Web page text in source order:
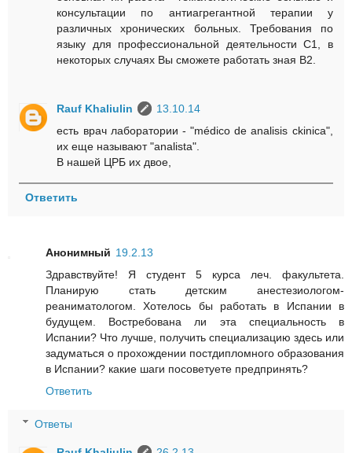
консультации по антиагрегантной терапии у
различных хронических больных. Требования по
языку для профессиональной деятельности С1, в
некоторых случаях Вы сможете работать зная В2.
Rauf Khaliulin
13.10.14
есть врач лаборатории - "médico de analisis ckinica",
их еще называют "analista".
В нашей ЦРБ их двое,
Ответить
Анонимный 19.2.13
Здравствуйте! Я студент 5 курса леч. факультета.
Планирую стать детским анестезиологом-
реаниматологом. Хотелось бы работать в Испании в
будущем. Востребована ли эта специальность в
Испании? Что лучше, получить специализацию здесь или
задуматься о прохождении постдипломного образования
в Испании? какие шаги посоветуете предпринять?
Ответить
Ответы